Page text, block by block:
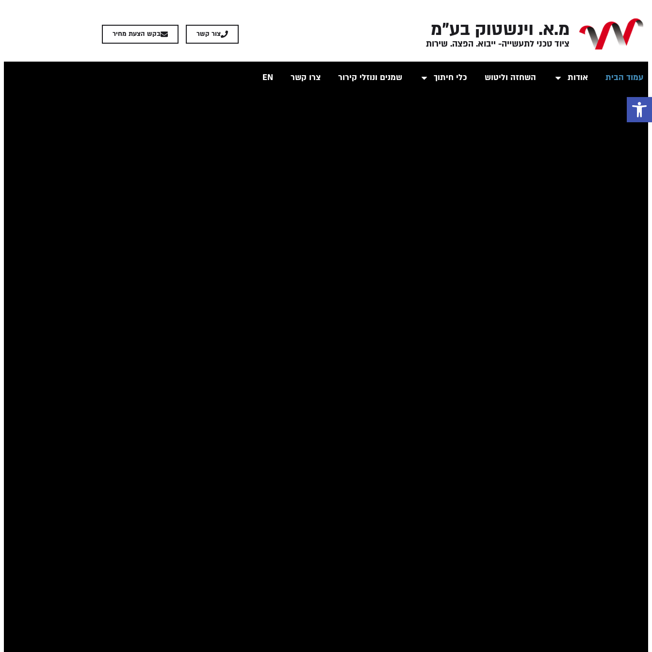
פתח סרגל נגישות
מ.א. וינשטוק בע"מ
ציוד טכני לתעשייה- ייבוא. הפצה. שירות
צור קשר בקש הצעת מחיר
עמוד הבית אודות השחזה וליטוש כלי חיתוך שמנים ונוזלי קירור צרו קשר EN